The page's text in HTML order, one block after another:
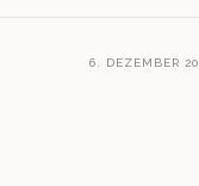
6. DEZEMBER